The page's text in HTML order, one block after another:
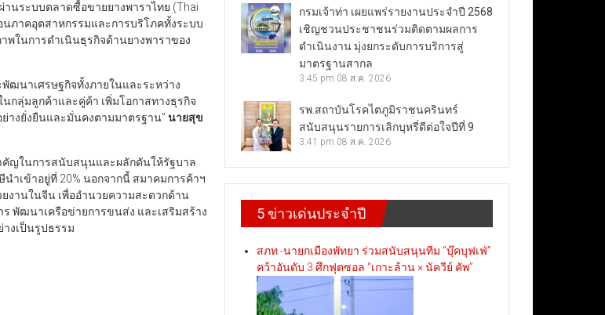
นระบบตลาดซื้อขายยางพาราไทย (Thai
นภาคอุตสาหกรรมและการบริโภคทั้งระบบ
ในการดำเนินธุรกิจด้านยางพาราของ
ฒนาเศรษฐกิจทั้งภายในและระหว่าง
กลุ่มลูกค้าและคู่ค้า เพิ่มโอกาสทางธุรกิจ
างยั่งยืนและมั่นคงตามมาตรฐาน” นายสุข
คัญในการสนับสนุนและผลักดันให้รัฐบาล
ำเข้าอยู่ที่ 20% นอกจากนี้ สมาคมการค้าฯ
งานในจีน เพื่ออำนวยความสะดวกด้าน
พัฒนาเครือข่ายการขนส่ง และเสริมสร้าง
งเป็นรูปธรรม
กรมเจ้าท่า เผยแพร่รายงานประจำปี 2568
เชิญชวนประชาชนร่วมติดตามผลการ
ดำเนินงาน มุ่งยกระดับการบริการสู่
มาตรฐานสากล
3:45 pm 08 ส.ค. 2026
รพ.สถาบันโรคไตภูมิราชนครินทร์
สนับสนุนรายการเลิกบุหรี่ดีต่อใจปีที่ 9
3:41 pm 08 ส.ค. 2026
5 ข่าวเด่นประจำปี
สภท.-นายกเมืองพัทยา ร่วมสนับสนุนทีม “บุ๊คบุฟเฟ่”
คว้าอันดับ 3 ศึกฟุตซอล “เกาะล้าน × นัควีย์ คัพ”